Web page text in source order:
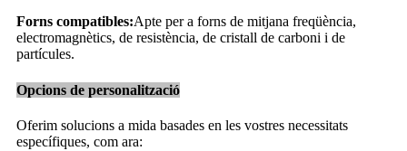
Forns compatibles:Apte per a forns de mitjana freqüència,
electromagnètics, de resistència, de cristall de carboni i de
partícules.
Opcions de personalització
Oferim solucions a mida basades en les vostres necessitats
específiques, com ara: